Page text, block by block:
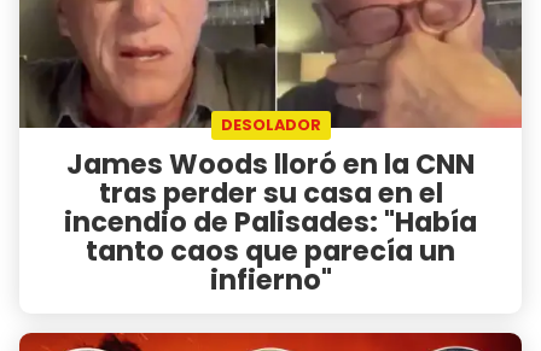
DESOLADOR
James Woods lloró en la CNN
tras perder su casa en el
incendio de Palisades: "Había
tanto caos que parecía un
infierno"